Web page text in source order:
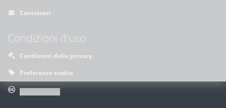
Contattaci
Condizioni d'uso
Condizioni della privacy
Preferenze cookie